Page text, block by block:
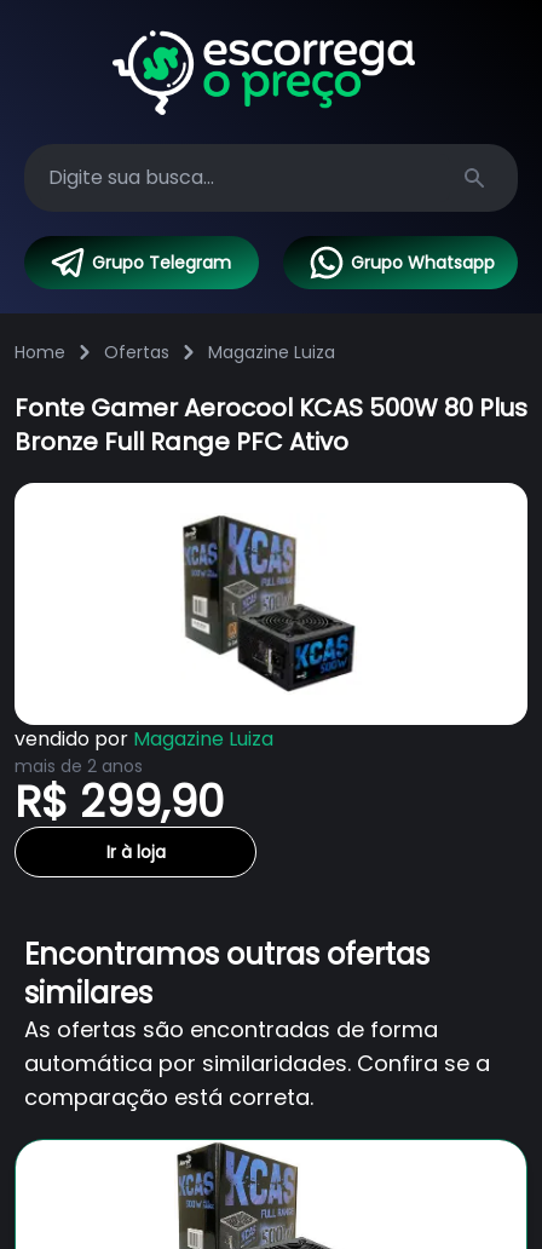
Search
Grupo Telegram Grupo Whatsapp
Home Ofertas Magazine Luiza
Fonte Gamer Aerocool KCAS 500W 80 Plus
Bronze Full Range PFC Ativo
vendido por Magazine Luiza
mais de 2 anos
R$ 299,90
Ir à loja
Encontramos outras ofertas
similares
As ofertas são encontradas de forma
automática por similaridades. Confira se a
comparação está correta.